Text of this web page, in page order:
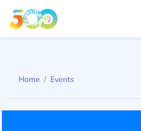
Home Events